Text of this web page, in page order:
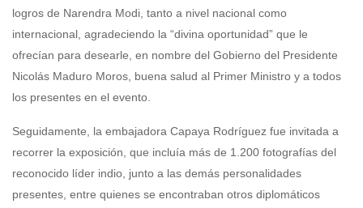
logros de Narendra Modi, tanto a nivel nacional como
internacional, agradeciendo la “divina oportunidad” que le
ofrecían para desearle, en nombre del Gobierno del Presidente
Nicolás Maduro Moros, buena salud al Primer Ministro y a todos
los presentes en el evento.
Seguidamente, la embajadora Capaya Rodríguez fue invitada a
recorrer la exposición, que incluía más de 1.200 fotografías del
reconocido líder indio, junto a las demás personalidades
presentes, entre quienes se encontraban otros diplomáticos